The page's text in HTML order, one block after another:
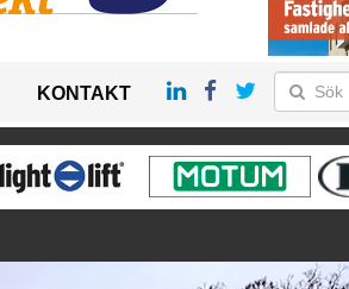
KONTAKT